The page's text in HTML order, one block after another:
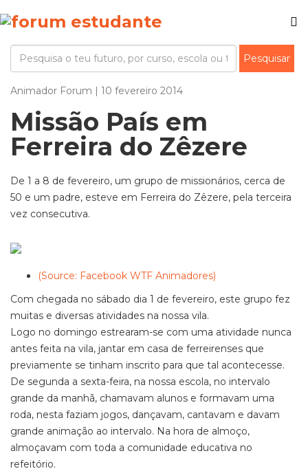
Animador Forum | 10 fevereiro 2014
Missão País em
Ferreira do Zêzere
De 1 a 8 de fevereiro, um grupo de missionários, cerca de
50 e um padre, esteve em Ferreira do Zêzere, pela terceira
vez consecutiva.
(Source: Facebook WTF Animadores)
Com chegada no sábado dia 1 de fevereiro, este grupo fez
muitas e diversas atividades na nossa vila.
Logo no domingo estrearam-se com uma atividade nunca
antes feita na vila, jantar em casa de ferreirenses que
previamente se tinham inscrito para que tal acontecesse.
De segunda a sexta-feira, na nossa escola, no intervalo
grande da manhã, chamavam alunos e formavam uma
roda, nesta faziam jogos, dançavam, cantavam e davam
grande animação ao intervalo. Na hora de almoço,
almoçavam com toda a comunidade educativa no
refeitório.